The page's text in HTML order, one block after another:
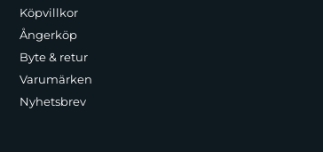
Köpvillkor
Ångerköp
Byte & retur
Varumärken
Nyhetsbrev